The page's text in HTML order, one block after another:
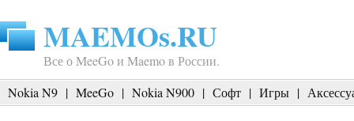
MAEMOs.RU
Все о MeeGo и Maemo в России.
Nokia N9 | MeeGo | Nokia N900 | Софт | Игры |